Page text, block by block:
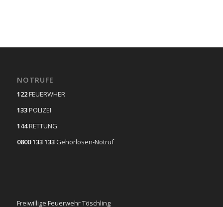
NOTRUFE
122FEUERWHER
133POLIZEI
144RETTUNG
0800 133 133 Gehörlosen-Notruf
Freiwillige Feuerwehr Töschling